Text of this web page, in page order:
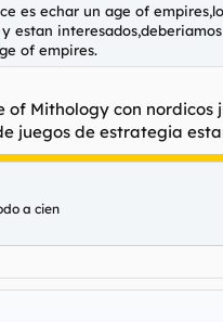
es echar un age of
estan
of empires.
of Mithology con nordicos
juegos de estrategia
a cien